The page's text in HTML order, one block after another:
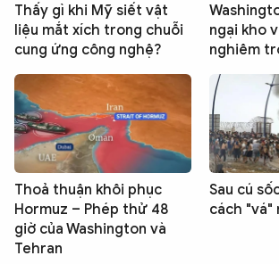
Thấy gì khi Mỹ siết vật
liệu mắt xích trong chuỗi
cung ứng công nghệ?
ngại kho
nghiêm
Thoả thuận khôi phục
Hormuz – Phép thử 48
giờ của Washington và
Tehran
Sau cú
cách "vá"